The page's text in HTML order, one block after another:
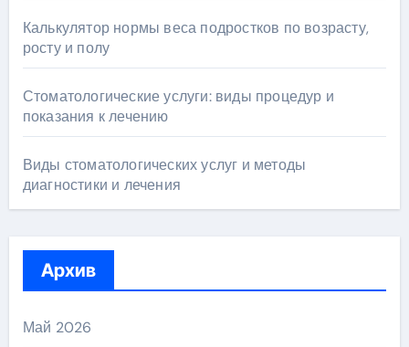
Калькулятор нормы веса подростков по возрасту,
росту и полу
Стоматологические услуги: виды процедур и
показания к лечению
Виды стоматологических услуг и методы
диагностики и лечения
Архив
Май 2026